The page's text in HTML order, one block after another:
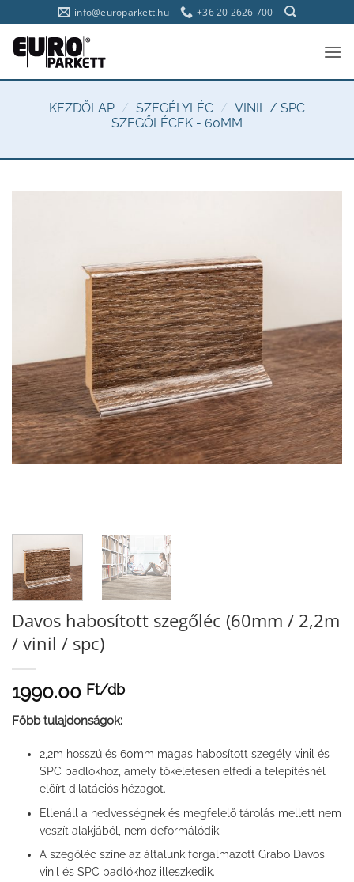
to
content
info@europarkett.hu +36 20 2626 700
KEZDŐLAP / SZEGÉLYLÉC / VINIL / SPC
SZEGŐLÉCEK - 60MM
Davos habosított szegőléc (60mm / 2,2m
/ vinil / spc)
1990.00 Ft/db
Főbb tulajdonságok:
2,2m hosszú és 60mm magas habosított szegély vinil és
SPC padlókhoz, amely tökéletesen elfedi a telepítésnél
előírt dilatációs hézagot.
Ellenáll a nedvességnek és megfelelő tárolás mellett nem
veszít alakjából, nem deformálódik.
A szegőléc színe az általunk forgalmazott Grabo Davos
vinil és SPC padlókhoz illeszkedik.